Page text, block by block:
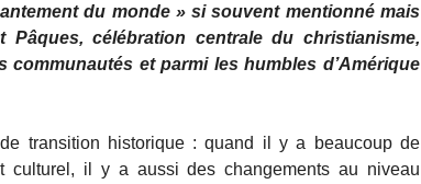
du monde » si souvent mentionné mais
célébration centrale du christianisme,
et parmi les humbles d’Amérique
transition historique : quand il y a beaucoup de
culturel, il y a aussi des changements au niveau